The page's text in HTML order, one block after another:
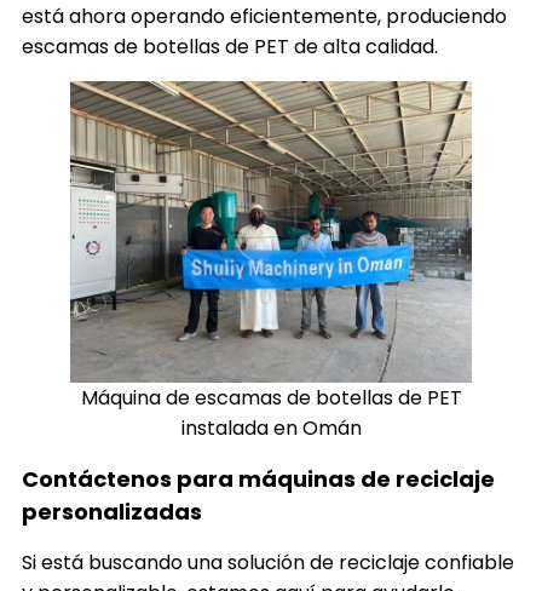
está ahora operando eficientemente, produciendo
escamas de botellas de PET de alta calidad.
Máquina de escamas de botellas de PET
instalada en Omán
Contáctenos para máquinas de reciclaje
personalizadas
Si está buscando una solución de reciclaje confiable